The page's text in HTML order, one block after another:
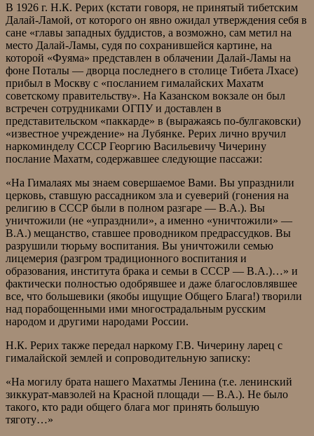
В 1926 г. Н.К. Рерих (кстати говоря, не принятый тибетским
Далай-Ламой, от которого он явно ожидал утверждения себя в
сане «главы западных буддистов, а возможно, сам метил на
место Далай-Ламы, судя по сохранившейся картине, на
которой «Фуяма» представлен в облачении Далай-Ламы на
фоне Поталы — дворца последнего в столице Тибета Лхасе)
прибыл в Москву с «посланием гималайских Махатм
советскому правительству». На Казанском вокзале он был
встречен сотрудниками ОГПУ и доставлен в
представительском «паккарде» в (выражаясь по-булгаковски)
«известное учреждение» на Лубянке. Рерих лично вручил
наркоминделу СССР Георгию Васильевичу Чичерину
послание Махатм, содержавшее следующие пассажи:
«На Гималаях мы знаем совершаемое Вами. Вы упразднили
церковь, ставшую рассадником зла и суеверий (гонения на
религию в СССР были в полном разгаре — В.А.). Вы
уничтожили (не «упразднили», а именно «уничтожили» —
В.А.) мещанство, ставшее проводником предрассудков. Вы
разрушили тюрьму воспитания. Вы уничтожили семью
лицемерия (разгром традиционного воспитания и
образования, института брака и семьи в СССР — В.А.)…» и
фактически полностью одобрявшее и даже благословлявшее
все, что большевики (якобы ищущие Общего Блага!) творили
над порабощенными ими многострадальным русским
народом и другими народами России.
Н.К. Рерих также передал наркому Г.В. Чичерину ларец с
гималайской землей и сопроводительную записку:
«На могилу брата нашего Махатмы Ленина (т.е. ленинский
зиккурат-мавзолей на Красной площади — В.А.). Не было
такого, кто ради общего блага мог принять большую
тяготу…»